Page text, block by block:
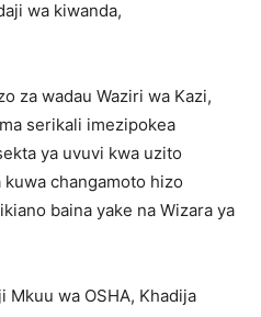
wa kiwanda,
za wadau Waziri wa Kazi,
serikali imezipokea
ya uvuvi kwa uzito
changamoto hizo
baina yake na Wizara ya
Mkuu wa OSHA, Khadija